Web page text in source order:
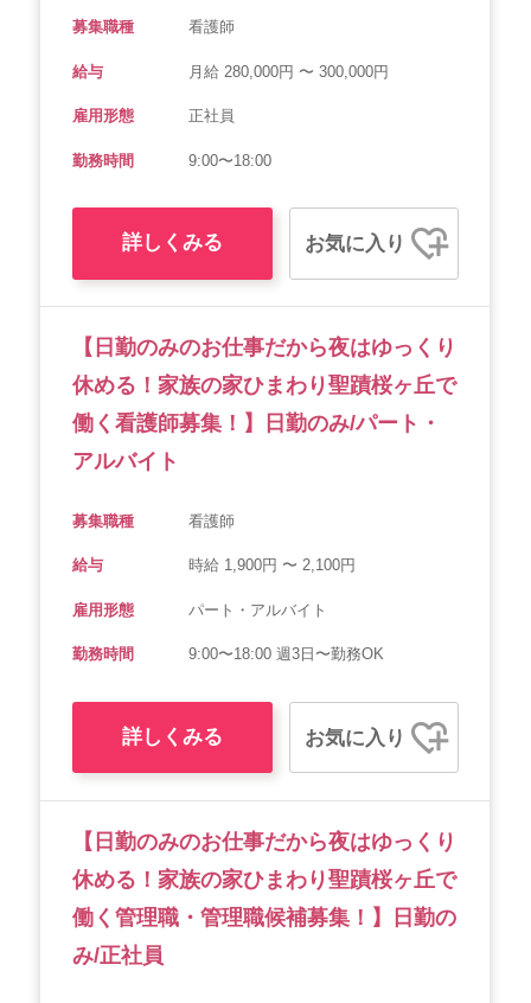
募集職種 看護師
給与 月給 280,000円 〜 300,000円
雇用形態 正社員
勤務時間 9:00〜18:00
詳しくみる お気に入り
【日勤のみのお仕事だから夜はゆっくり
休める！家族の家ひまわり聖蹟桜ヶ丘で
働く看護師募集！】日勤のみ/パート・
アルバイト
募集職種 看護師
給与 時給 1,900円 〜 2,100円
雇用形態 パート・アルバイト
勤務時間 9:00〜18:00 週3日〜勤務OK
詳しくみる お気に入り
【日勤のみのお仕事だから夜はゆっくり
休める！家族の家ひまわり聖蹟桜ヶ丘で
働く管理職・管理職候補募集！】日勤の
み/正社員